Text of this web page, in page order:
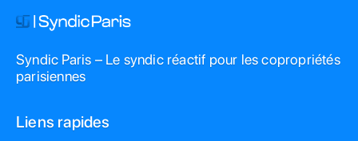
évitez les pièges juridiques de la division immobilière.
Syndic Paris – Le syndic réactif pour les copropriétés
parisiennes
Liens rapides